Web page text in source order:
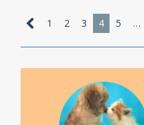
1 2 3 4 5 …